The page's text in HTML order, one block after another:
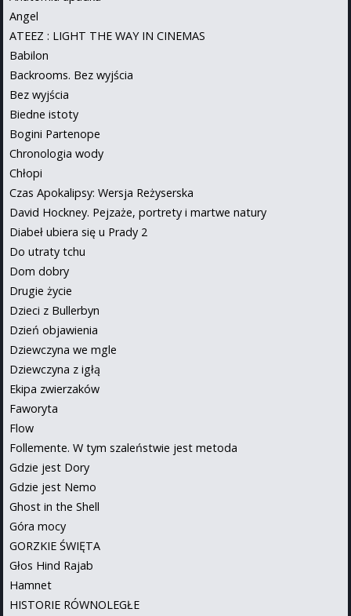
Angel
ATEEZ : LIGHT THE WAY IN CINEMAS
Babilon
Backrooms. Bez wyjścia
Bez wyjścia
Biedne istoty
Bogini Partenope
Chronologia wody
Chłopi
Czas Apokalipsy: Wersja Reżyserska
David Hockney. Pejzaże, portrety i martwe natury
Diabeł ubiera się u Prady 2
Do utraty tchu
Dom dobry
Drugie życie
Dzieci z Bullerbyn
Dzień objawienia
Dziewczyna we mgle
Dziewczyna z igłą
Ekipa zwierzaków
Faworyta
Flow
Follemente. W tym szaleństwie jest metoda
Gdzie jest Dory
Gdzie jest Nemo
Ghost in the Shell
Góra mocy
GORZKIE ŚWIĘTA
Głos Hind Rajab
Hamnet
HISTORIE RÓWNOLEGŁE